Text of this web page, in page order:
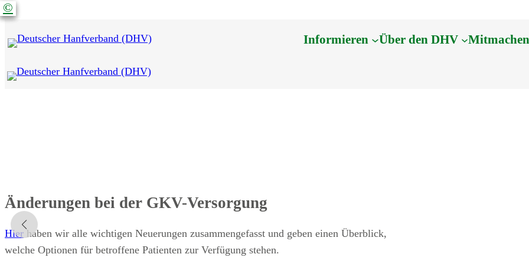
Informieren Über den DHV Mitmachen
Änderungen bei der GKV-Versorgung
Hier haben wir alle wichtigen Neuerungen zusammengefasst und geben einen Überblick,
welche Optionen für betroffene Patienten zur Verfügung stehen.
©
©
©
©